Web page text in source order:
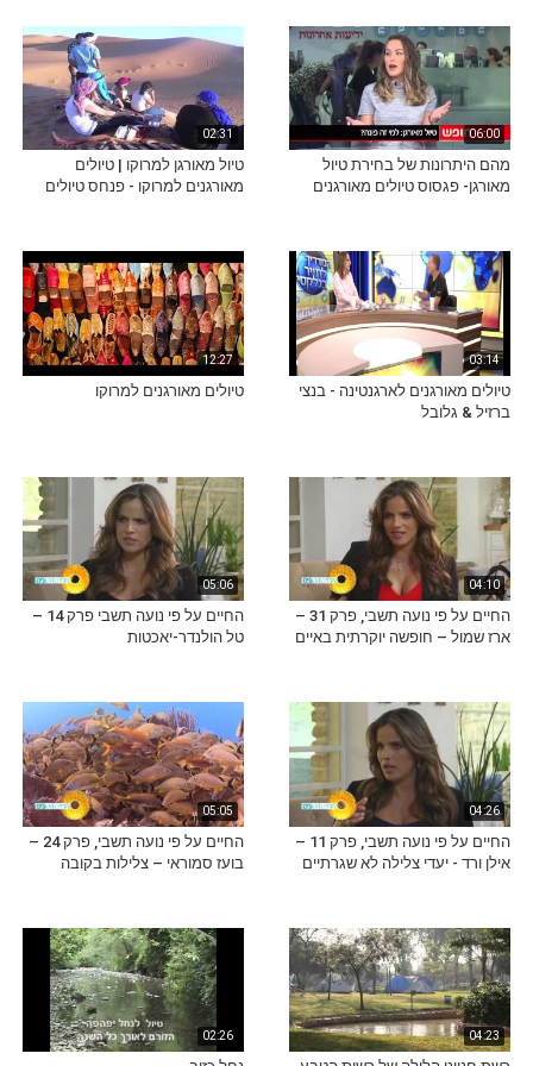
06:00
מהם היתרונות של בחירת טיול
מאורגן- פגסוס טיולים מאורגנים
02:31
טיול מאורגן למרוקו | טיולים
מאורגנים למרוקו - פנחס טיולים
03:14
טיולים מאורגנים לארגנטינה - בנצי
ברזיל & גלובל
12:27
טיולים מאורגנים למרוקו
04:10
החיים על פי נועה תשבי, פרק 31 –
ארז שמול – חופשה יוקרתית באיים
05:06
החיים על פי נועה תשבי פרק 14 –
טל הולנדר-יאכטות
04:26
החיים על פי נועה תשבי, פרק 11 –
אילן ורד - יעדי צלילה לא שגרתיים
05:05
החיים על פי נועה תשבי, פרק 24 –
בועז סמוראי – צלילות בקובה
04:23
02:26